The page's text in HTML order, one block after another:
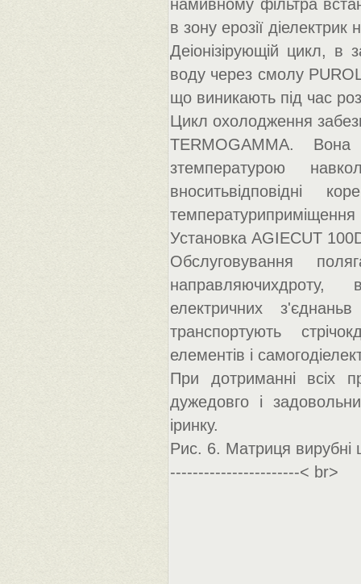
намивному фільтра
в зону ерозії
Деіонізірующій цикл, в
воду через смолу
що виникають під час
Цикл охолодження
TERMOGAMMA. Вона
зтемпературою
вноситьвідповідні
температуриприміщення
Установка AGIECUT
Обслуговування
направляючихдроту,
електричних
транспортують
елементів і
При дотриманні всіх
дужедовго і
іринку.
Рис. 6. Матриця
-----------------------< br>